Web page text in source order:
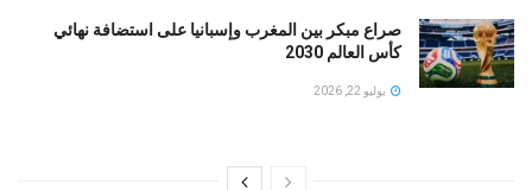
صراع مبكر بين المغرب وإسبانيا على استضافة نهائي
كأس العالم 2030
يوليو 22, 2026